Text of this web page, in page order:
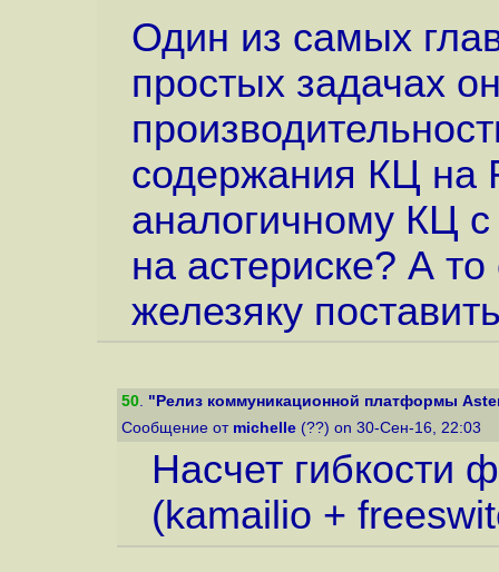
Один из самых
простых задачах
содержания КЦ на
аналогичному КЦ
на астериске? А
железяку
50. "Релиз коммуникационной платформы
Сообщение от michelle (??) on 30-Сен-16, 22:03
Насчет гибкости
(kamailio +